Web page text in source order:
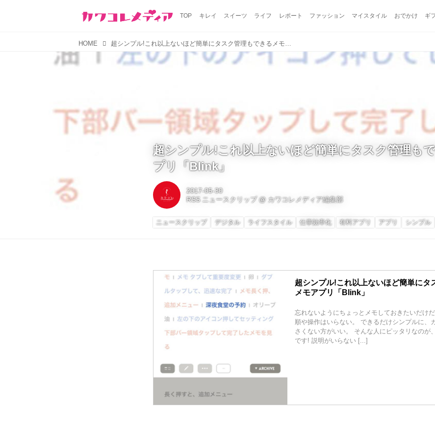
TOP キレイ スイーツ ライフ レポート ファッション マイスタイル おでかけ ギ
HOME 超シンプル!これ以上ないほど簡単にタスク管理もできるメモアプリ「Blink」
超シンプル!これ以上ないほど簡単にタスク管理も
プリ「Blink」
2017-05-30
RSS ニュースクリップ@ カワコレメディア編集部
ニュースクリップ デジタル ライフスタイル 仕事効率化 有料アプリ アプリ シンプル
超シンプル!これ以上ないほど簡単にタ
メモアプリ「Blink」
忘れないようにちょっとメモしておきたいだけ
順や操作はいらない。 できるだけシンプルに、
さくない方がいい。 そんな人にピッタリなのが
です! 説明がいらない [...]